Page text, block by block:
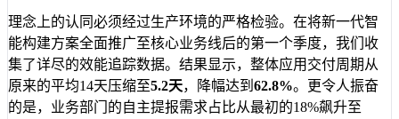
理念上的认同必须经过生产环境的严格检验。在将新一代智
能构建方案全面推广至核心业务线后的第一个季度，我们收
集了详尽的效能追踪数据。结果显示，整体应用交付周期从
原来的平均14天压缩至5.2天，降幅达到 62.8%。更令人振奋
的是，业务部门的自主提报需求占比从最初的18%飙升至